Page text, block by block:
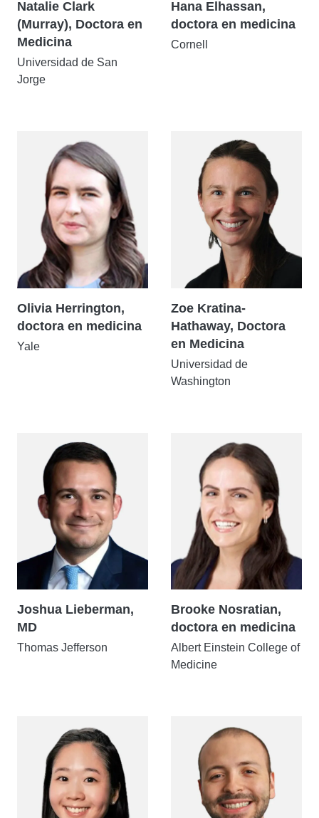
Natalie Clark
(Murray), Doctora en
Medicina
Universidad de San
Jorge
Hana Elhassan,
doctora en medicina
Cornell
Olivia Herrington,
doctora en medicina
Yale
Zoe Kratina-
Hathaway, Doctora
en Medicina
Universidad de
Washington
Joshua Lieberman,
MD
Thomas Jefferson
Brooke Nosratian,
doctora en medicina
Albert Einstein College of
Medicine